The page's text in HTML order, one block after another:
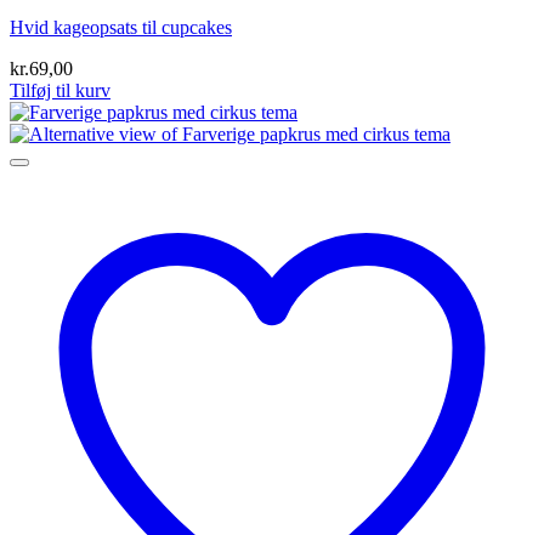
Hvid kageopsats til cupcakes
kr.69,00
Tilføj til kurv